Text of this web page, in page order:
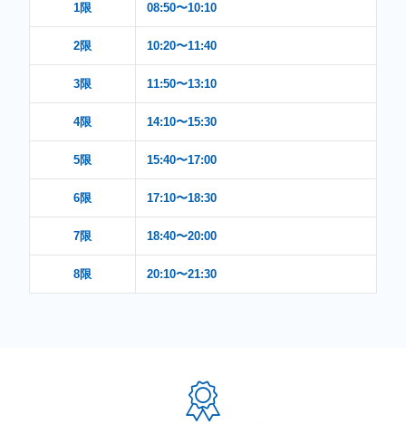
1限 08:50〜10:10
2限 10:20〜11:40
3限 11:50〜13:10
4限 14:10〜15:30
5限 15:40〜17:00
6限 17:10〜18:30
7限 18:40〜20:00
8限 20:10〜21:30